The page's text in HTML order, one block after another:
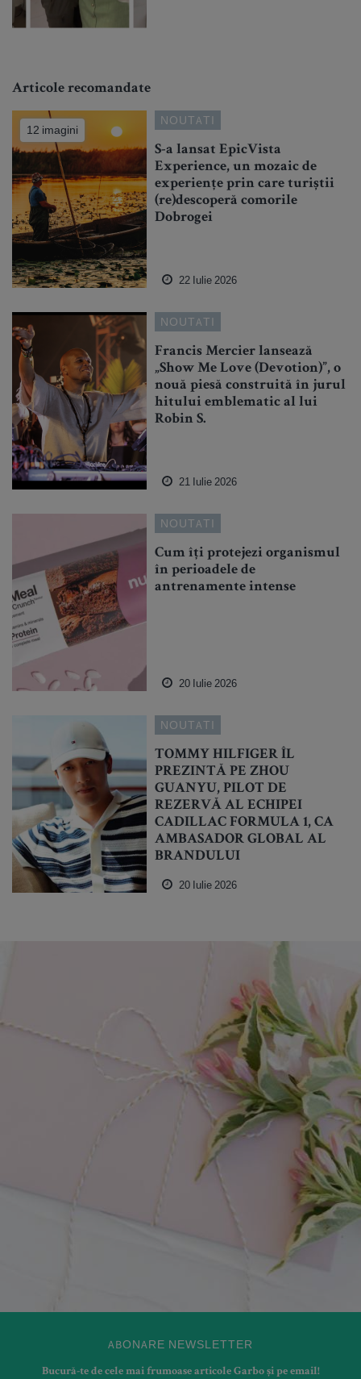
Articole recomandate
12 imagini
NOUTATI
S-a lansat EpicVista
Experience, un mozaic de
experiențe prin care turiștii
(re)descoperă comorile
Dobrogei
22 Iulie 2026
NOUTATI
Francis Mercier lansează
„Show Me Love (Devotion)”, o
nouă piesă construită în jurul
hitului emblematic al lui
Robin S.
21 Iulie 2026
NOUTATI
Cum îți protejezi organismul
în perioadele de
antrenamente intense
20 Iulie 2026
NOUTATI
TOMMY HILFIGER ÎL
PREZINTĂ PE ZHOU
GUANYU, PILOT DE
REZERVĂ AL ECHIPEI
CADILLAC FORMULA 1, CA
AMBASADOR GLOBAL AL
BRANDULUI
20 Iulie 2026
ABONARE NEWSLETTER
Bucură-te de cele mai frumoase articole Garbo și pe email!